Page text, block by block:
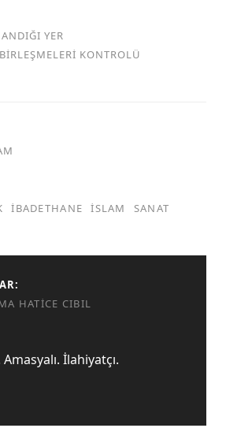
YER
KONTROLÜ
IBADETHANE ISLAM SANAT
HATICE CIBIL
İlahiyatçı.